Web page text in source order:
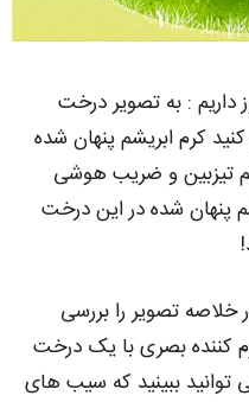
داریم : به تصویر درخت
کرم ابریشم پنهان شده
تیزبین و ضریب هوشی
پنهان شده در این درخت
خلاصه تصویر را بررسی
کننده بصری با یک درخت
ببینید که سیب‌ های